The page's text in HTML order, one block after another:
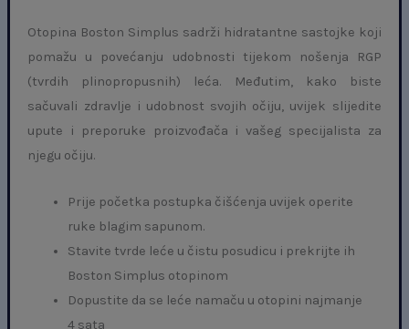
Otopina Boston Simplus sadrži hidratantne sastojke koji
pomažu u povećanju udobnosti tijekom nošenja RGP
(tvrdih plinopropusnih) leća. Međutim, kako biste
sačuvali zdravlje i udobnost svojih očiju, uvijek slijedite
upute i preporuke proizvođača i vašeg specijalista za
njegu očiju.
Prije početka postupka čišćenja uvijek operite
ruke blagim sapunom.
Stavite tvrde leće u čistu posudicu i prekrijte ih
Boston Simplus otopinom
Dopustite da se leće namaču u otopini najmanje
4 sata